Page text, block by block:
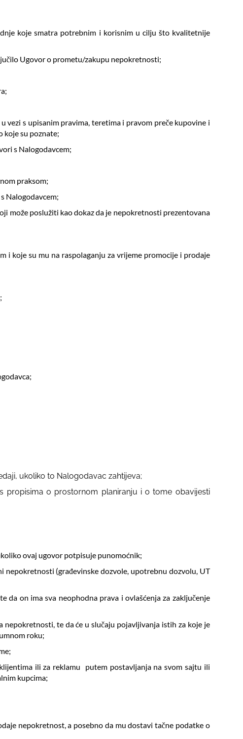
koje smatra potrebnim i korisnim u cilju što kvalitetnije
Ugovor o prometu/zakupu nepokretnosti;
vezi s upisanim pravima, teretima i pravom preče kupovine i
koje su poznate;
s Nalogodavcem;
praksom;
Nalogodavcem;
može poslužiti kao dokaz da je nepokretnosti prezentovana
i koje su mu na raspolaganju za vrijeme promocije i prodaje
ukoliko to Nalogodavac zahtijeva;
o prostornom planiranju i o tome obavijesti
ovaj ugovor potpisuje punomoćnik;
nepokretnosti (građevinske dozvole, upotrebnu dozvolu, UT
on ima sva neophodna prava i ovlašćenja za zaključenje
te da će u slučaju pojavljivanja istih za koje je
roku;
ili za reklamu putem postavljanja na svom sajtu ili
kupcima;
nepokretnost, a posebno da mu dostavi tačne podatke o